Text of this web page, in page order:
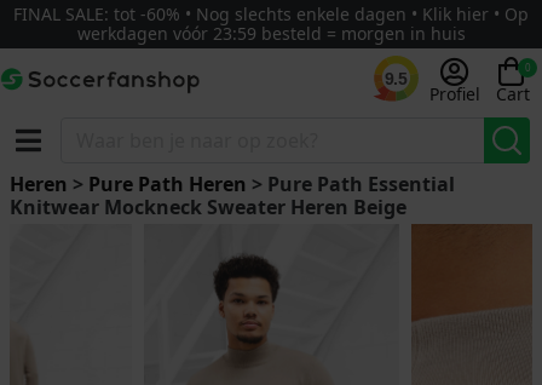
FINAL SALE: tot -60% • Nog slechts enkele dagen • Klik hier • Op
werkdagen vóór 23:59 besteld = morgen in huis
9.5
Profiel
0
Cart
Heren > Pure Path Heren > Pure Path Essential
Knitwear Mockneck Sweater Heren Beige